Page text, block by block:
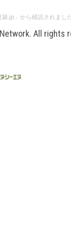
.jp」から移設されまし
All rights